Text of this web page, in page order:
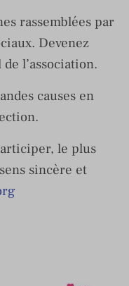
rassemblées par
Devenez
l’association.
causes en
le plus
sincère et